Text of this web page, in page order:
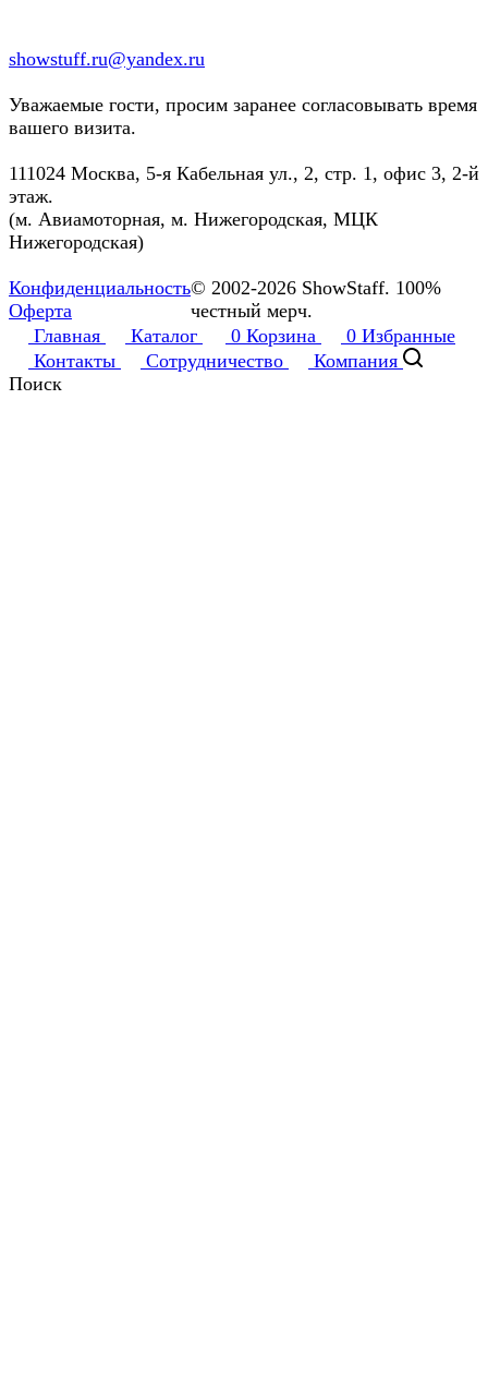
showstuff.ru@yandex.ru
Уважаемые гости, просим заранее согласовывать время
вашего визита.
111024 Москва, 5-я Кабельная ул., 2, стр. 1, офис 3, 2-й
этаж.
(м. Авиамоторная, м. Нижегородская, МЦК
Нижегородская)
Конфиденциальность
Оферта
© 2002-2026 ShowStaff. 100%
честный мерч.
Главная
Каталог 0 Корзина 0 Избранные
Контакты
Сотрудничество
Компания
Поиск